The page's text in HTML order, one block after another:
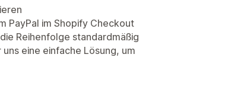
PayPal im Shopify Checkout
Reihenfolge standardmäßig
eine einfache Lösung, um